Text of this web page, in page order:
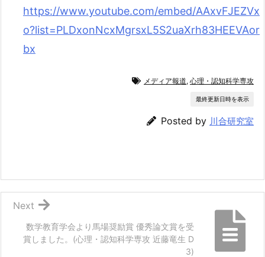
https://www.youtube.com/embed/AAxvFJEZVx
o?list=PLDxonNcxMgrsxL5S2uaXrh83HEEVAor
bx
メディア報道, 心理・認知科学専攻
最終更新日時を表示
Posted by 川合研究室
数学教育学会より馬場奨励賞 優秀論文賞を受
賞しました。(心理・認知科学専攻 近藤竜生 D
3)
Next